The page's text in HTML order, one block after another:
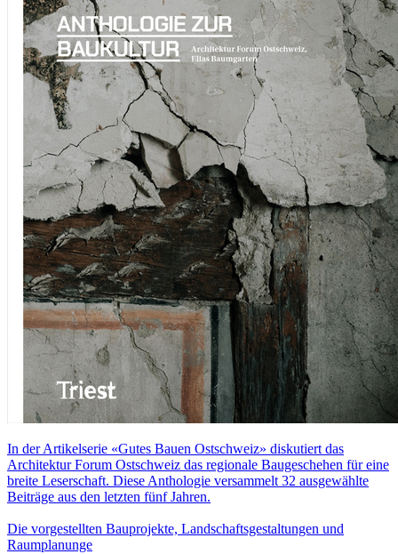
In der Artikelserie «Gutes Bauen Ostschweiz» diskutiert das
Architektur Forum Ostschweiz das regionale Baugeschehen für eine
breite Leserschaft. Diese Anthologie versammelt 32 ausgewählte
Beiträge aus den letzten fünf Jahren.
Die vorgestellten Bauprojekte, Landschaftsgestaltungen und
Raumplanunge